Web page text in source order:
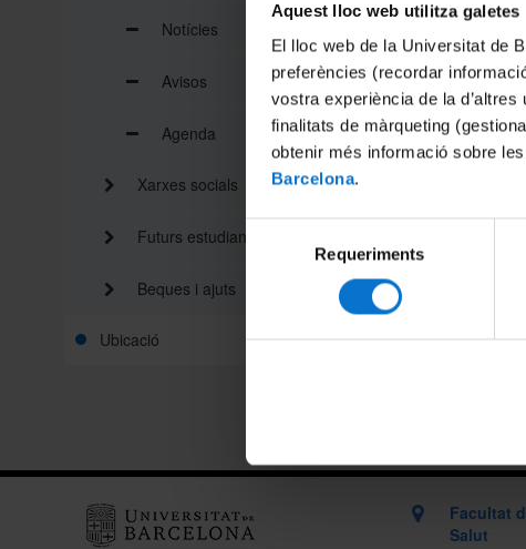
Aquest lloc web utilitza galetes
El lloc web de la Universitat de
preferències (recordar
vostra experiència de la
finalitats de màrqueting
obtenir més informació sobre
Barcelona.
consentiment
Requeriments
Notícies
Avisos
Agenda
Xarxes socials
Futurs estudiants
Beques i ajuts
Ubicació
Imprimeix
Facultat
Salut